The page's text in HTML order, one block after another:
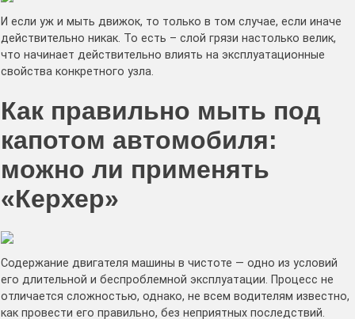
И если уж и мыть движок, то только в том случае, если иначе
действительно никак. То есть – слой грязи настолько велик,
что начинает действительно влиять на эксплуатационные
свойства конкретного узла.
Как правильно мыть под
капотом автомобиля:
можно ли применять
«Керхер»
Содержание двигателя машины в чистоте — одно из условий
его длительной и беспроблемной эксплуатации. Процесс не
отличается сложностью, однако, не всем водителям известно,
как провести его правильно, без неприятных последствий.